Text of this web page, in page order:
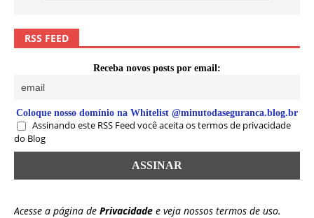
RSS FEED
Receba novos posts por email:
Coloque nosso domínio na Whitelist @minutodaseguranca.blog.br
Assinando este RSS Feed você aceita os termos de privacidade
do Blog
Acesse a página de Privacidade e veja nossos termos de uso.